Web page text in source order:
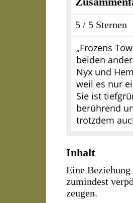
5 / 5 Sternen
„Frozens
beiden
Nyx und
weil es nur
Sie ist
berührend
trotzdem
Inhalt
Eine
zumindest
zeugen.